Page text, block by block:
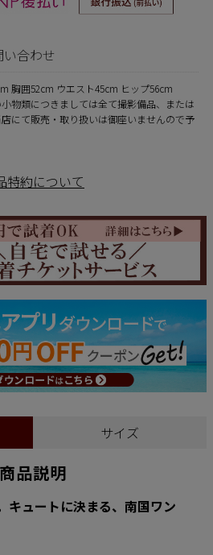
合わせ
胸囲52cm ウエスト45cm ヒップ56cm
物類につきましては全て撮影備品、または
にて販売・取り扱いは御座いませんので予
特約について
サイズ
商品説明
キュートに決まる、南国ワン